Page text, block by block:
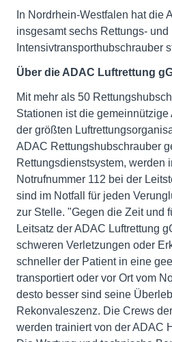
In Nordrhein-Westfalen hat die
insgesamt sechs Rettungs- und
Intensivtransporthubschrauber
Über die ADAC Luftrettung
Mit mehr als 50
Stationen ist die
der größten
ADAC Rettungshubschrauber
Rettungsdienstsystem, werden
Notrufnummer 112 bei der
sind im Notfall für jeden
zur Stelle. "Gegen die Zeit und
Leitsatz der ADAC Luftrettung
schweren Verletzungen oder
schneller der Patient in eine
transportiert oder vor Ort vom
desto besser sind seine
Rekonvaleszenz. Die Crews
werden trainiert von der ADAC